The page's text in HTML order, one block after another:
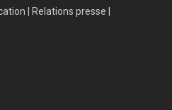
| Relations presse |